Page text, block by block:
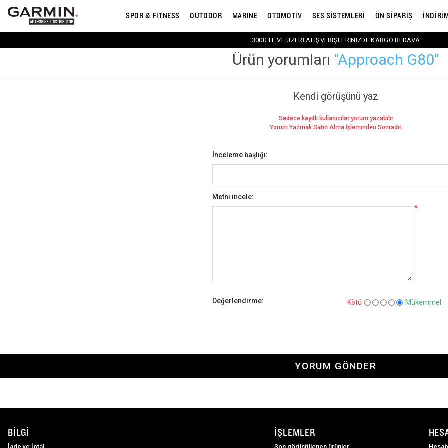
SPOR & FITNESS OUTDOOR MARINE OTOMOTİV SES SİSTEMLERİ ÖN SİPARİŞ
3000 TL VE ÜZERİ ALIŞVERİŞLERİNİZDE KARGO BEDAVA
Ürün yorumları Approach G80
Kendi görüşünü yaz
Sadece kayıtlı kullanıcılar yorum yazabilir
Yorum Yazmak Satın Alma İşleminden Sonradır.
İnceleme başlığı:
Metni incele:
*
Değerlendirme: Kötü Mükemmel
YORUM GÖNDER
BILGI İŞLEMLER